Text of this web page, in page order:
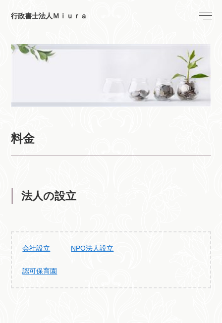
行政書士法人Ｍｉｕｒａ
料金
法人の設立
会社設立 NPO法人設立
認可保育園